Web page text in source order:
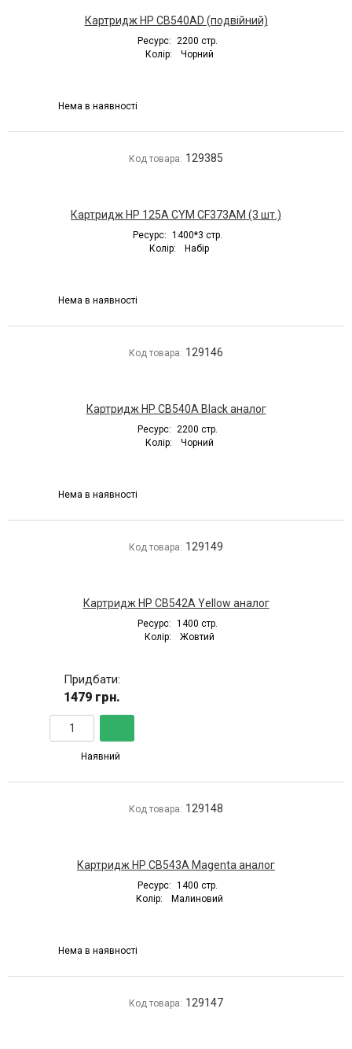
Картридж HP CB540AD (подвійний)
Ресурс:
2200 стр.
Колір:
Чорний
Нема в наявності
Код товара: 129385
Картридж HP 125A CYM CF373AM (3 шт.)
Ресурс: 1400*3 стр.
Колір:
Набір
Нема в наявності
Код товара: 129146
Картридж HP CB540A Black аналог
Ресурс:
2200 стр.
Колір:
Чорний
Нема в наявності
Код товара: 129149
Картридж HP CB542A Yellow аналог
Ресурс: 1400 стр.
Колір:
Жовтий
Придбати:
1479 грн.
Наявний
Код товара: 129148
Картридж HP CB543A Magenta аналог
Ресурс: 1400 стр.
Колір:
Малиновий
Нема в наявності
Код товара: 129147